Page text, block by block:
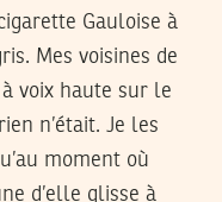
Gauloise à
Mes voisines de
voix haute sur le
n’était. Je les
moment où
d’elle glisse à